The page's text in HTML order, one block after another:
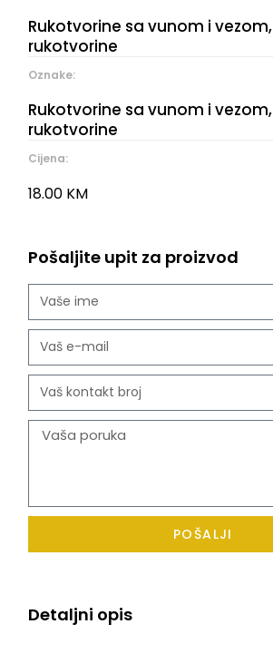
Rukotvorine sa vunom i vezom,
rukotvorine
Oznake:
Rukotvorine sa vunom i vezom,
rukotvorine
Cijena:
18.00 KM
Pošaljite upit za proizvod
POŠALJI
Detaljni opis